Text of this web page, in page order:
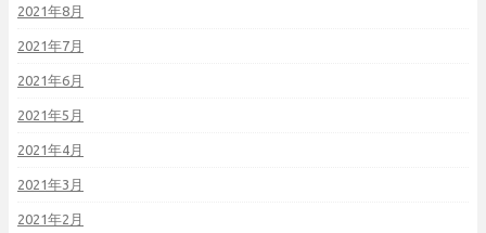
2021年8月
2021年7月
2021年6月
2021年5月
2021年4月
2021年3月
2021年2月